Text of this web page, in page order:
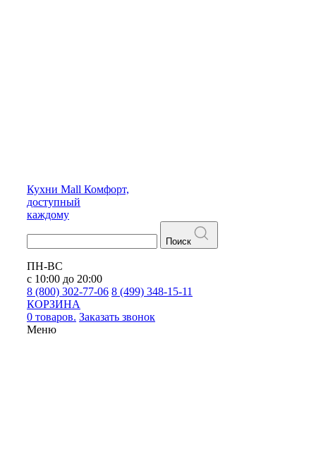
Кухни Mall Комфорт,
доступный
каждому
Поиск
ПН-ВС
с 10:00 до 20:00
8 (800) 302-77-06 8 (499) 348-15-11
КОРЗИНА
0 товаров. Заказать звонок
Меню